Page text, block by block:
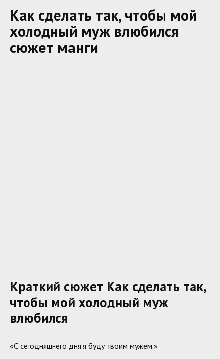
Как сделать так, чтобы мой
холодный муж влюбился
сюжет манги
Краткий сюжет Как сделать так,
чтобы мой холодный муж
влюбился
«С сегодняшнего дня я буду твоим мужем.»